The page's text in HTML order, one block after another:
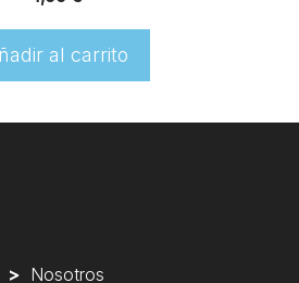
al carrito
>Nosotros